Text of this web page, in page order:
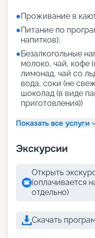
●Проживание в
●Питание по
напитков);
●Безалкогольные
молоко, чай, кофе
лимонад, чай со
вода, соки (не
шоколад (в виде
приготовления))
Показать все услуги
Экскурсии
Открыть
(оплачивается
отдельно)
Скачать